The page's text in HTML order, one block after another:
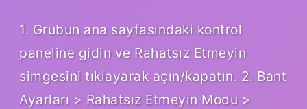
1. Grubun ana sayfasındaki kontrol
paneline gidin ve Rahatsız Etmeyin
simgesini tıklayarak açın/kapatın. 2. Bant
Ayarları > Rahatsız Etmeyin Modu >